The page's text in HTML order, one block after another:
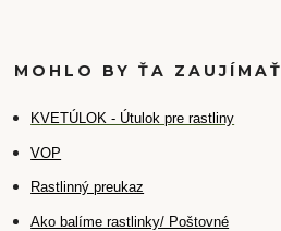
MOHLO BY ŤA ZAUJÍMAŤ
KVETÚLOK - Útulok pre rastliny
VOP
Rastlinný preukaz
Ako balíme rastlinky/ Poštovné